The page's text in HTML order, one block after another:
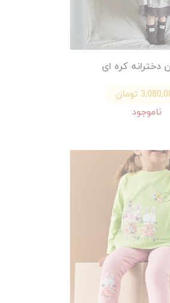
دخترانه کره ای
تومان
ناموجود